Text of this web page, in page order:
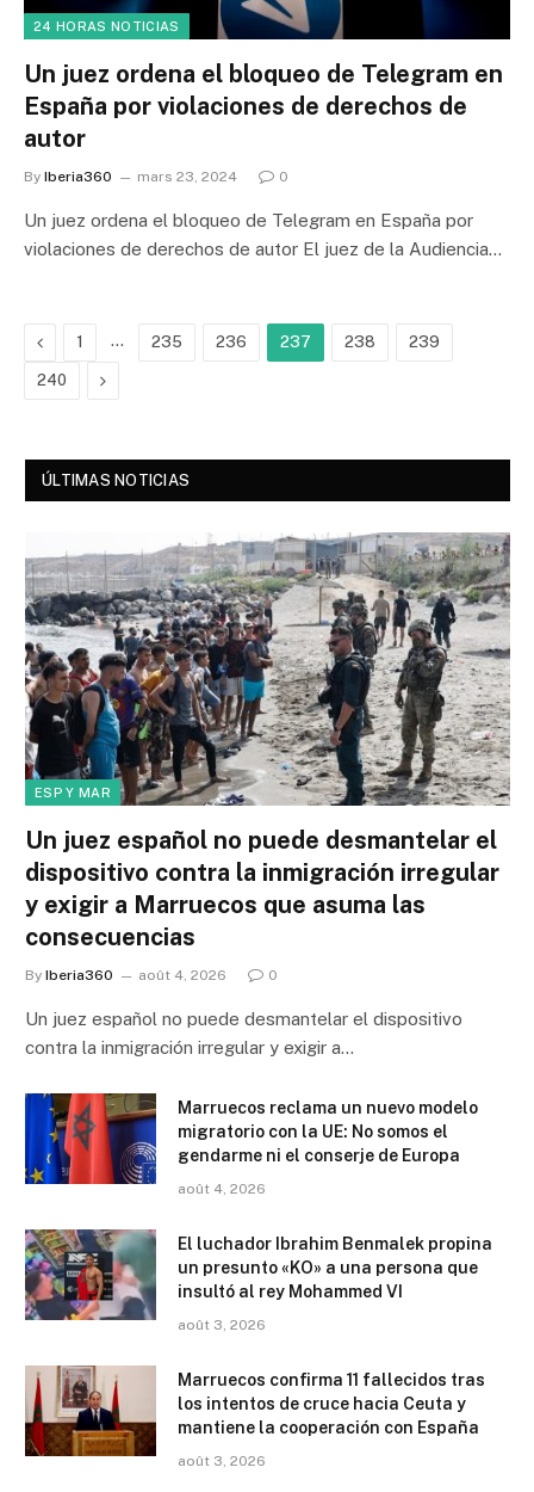
24 HORAS NOTICIAS
Un juez ordena el bloqueo de Telegram en
España por violaciones de derechos de
autor
By Iberia360 mars 23, 2024 0
Un juez ordena el bloqueo de Telegram en España por
violaciones de derechos de autor El juez de la Audiencia…
Previous
1 … 235 236 237 238 239
240 Next
ÚLTIMAS NOTICIAS
ESP Y MAR
Un juez español no puede desmantelar el
dispositivo contra la inmigración irregular
y exigir a Marruecos que asuma las
consecuencias
By Iberia360 août 4, 2026 0
Un juez español no puede desmantelar el dispositivo
contra la inmigración irregular y exigir a…
Marruecos reclama un nuevo modelo
migratorio con la UE: No somos el
gendarme ni el conserje de Europa
août 4, 2026
El luchador Ibrahim Benmalek propina
un presunto «KO» a una persona que
insultó al rey Mohammed VI
août 3, 2026
Marruecos confirma 11 fallecidos tras
los intentos de cruce hacia Ceuta y
mantiene la cooperación con España
août 3, 2026